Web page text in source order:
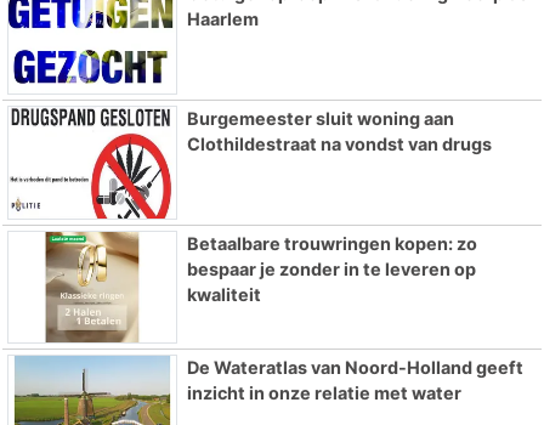
Haarlem
Burgemeester sluit woning aan
Clothildestraat na vondst van drugs
Betaalbare trouwringen kopen: zo
bespaar je zonder in te leveren op
kwaliteit
De Wateratlas van Noord-Holland geeft
inzicht in onze relatie met water